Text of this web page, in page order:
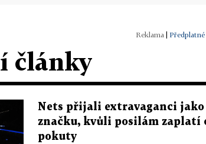
|
články
Nets přijali extravaganci jako
značku, kvůli posilám zaplatí
pokuty